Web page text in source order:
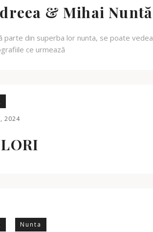
& Mihai Nuntă
parte din superba lor nunta, se poate vedea
ce urmează
2024
Nunta